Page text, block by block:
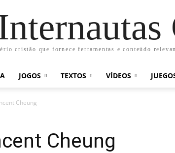
cristão que fornece ferramentas e conteúdo
JOGOS TEXTOS VÍDEOS
Cheung
Cheung